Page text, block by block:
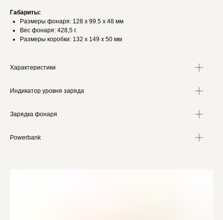
Габариты:
Размеры фонаря: 128 х 99.5 х 48 мм
Вес фонаря: 428,5 г.
Размеры коробки: 132 х 149 х 50 мм
Характеристики
Индикатор уровня заряда
Зарядка фонаря
Powerbank